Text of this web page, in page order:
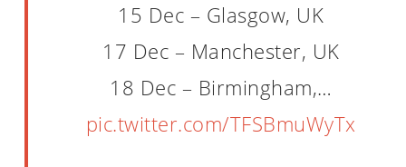
15 Dec​ – Glasgow, UK​​​
17 Dec​ – Manchester, UK
18 Dec​ – Birmingham,…
pic.twitter.com/TFSBmuWyTx